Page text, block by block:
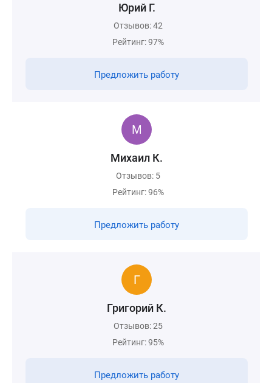
Юрий Г.
Отзывов: 42
Рейтинг: 97%
Предложить работу
Михаил К.
Отзывов: 5
Рейтинг: 96%
Предложить работу
Григорий К.
Отзывов: 25
Рейтинг: 95%
Предложить работу